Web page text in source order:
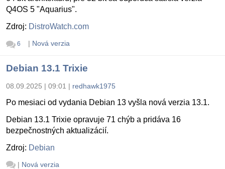
Q4OS 5 "Aquarius".
Zdroj: DistroWatch.com
6 | Nová verzia
Debian 13.1 Trixie
08.09.2025 | 09:01 | redhawk1975
Po mesiaci od vydania Debian 13 vyšla nová verzia 13.1.
Debian 13.1 Trixie opravuje 71 chýb a pridáva 16
bezpečnostných aktualizácií.
Zdroj: Debian
| Nová verzia